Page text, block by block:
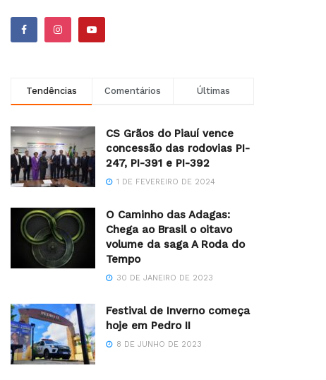
Tendências Comentários Últimas
CS Grãos do Piauí vence
concessão das rodovias PI-
247, PI-391 e PI-392
1 DE FEVEREIRO DE 2024
O Caminho das Adagas:
Chega ao Brasil o oitavo
volume da saga A Roda do
Tempo
30 DE JANEIRO DE 2023
Festival de Inverno começa
hoje em Pedro II
8 DE JUNHO DE 2023